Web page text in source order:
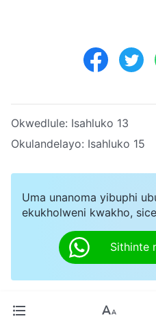
Okwedlule: Isahluko 13
Okulandelayo: Isahluko 15
Uma unanoma yibuphi
ekukholweni kwakho,
Sithinte